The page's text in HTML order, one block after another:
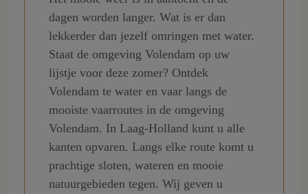
dagen worden langer. Wat is er dan
lekkerder dan jezelf omringen met water.
Staat de omgeving Volendam op uw
lijstje voor deze zomer? Ontdek
Volendam te water en vaar langs de
mooiste vaarroutes in de omgeving
Volendam. In Laag-Holland kunt u alle
kanten opvaren. Langs elke route komt u
prachtige sloten, wateren en mooie
natuurgebieden tegen. Wij geven u